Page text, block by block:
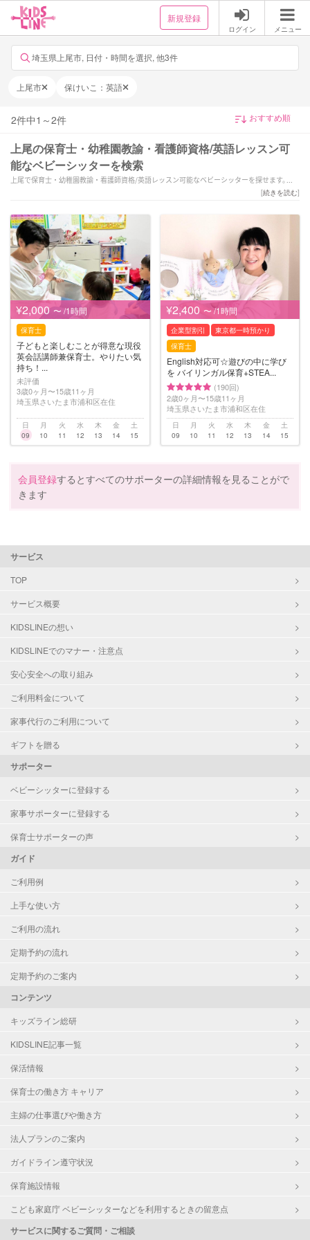
新規登録
ログイン メニュー
埼玉県上尾市, 日付・時間を選択, 他3件
上尾市 保けいこ：英語
2件中1 ～2件
上尾の保育士・幼稚園教諭・看護師資格/英語レッスン可
能なベビーシッターを検索
上尾で保育士・幼稚園教諭・看護師資格/英語レッスン可能なベビーシッターを探せます。
やりたい気持ち！を大切に□」などの強みを持つシッターが対応いたします。上尾で様々な
スキルを持ったサポーターの中から、ご予算や依頼内容に合わせて選んでいただけます。
[続きを読む]
¥2,000 〜 /1時間
保育士
子どもと楽しむことが得意な現役
英会話講師兼保育士。やりたい気
持ち！...
未評価
3歳0ヶ月〜15歳11ヶ月
埼玉県さいたま市浦和区在住
日
09
月
10
火
11
水
12
木
13
金
14
土
15
¥2,400 〜 /1時間
企業型割引
東京都一時預かり
保育士
English対応可☆遊びの中に学び
を バイリンガル保育+STEA...
(190回)
2歳0ヶ月〜15歳11ヶ月
埼玉県さいたま市浦和区在住
日
09
月
10
火
11
水
12
木
13
金
14
土
15
会員登録するとすべてのサポーターの詳細情報を見ることがで
きます
サービス
TOP
サービス概要
KIDSLINEの想い
KIDSLINEでのマナー・注意点
安心安全への取り組み
ご利用料金について
家事代行のご利用について
ギフトを贈る
サポーター
ベビーシッターに登録する
家事サポーターに登録する
保育士サポーターの声
ガイド
ご利用例
上手な使い方
ご利用の流れ
定期予約の流れ
定期予約のご案内
コンテンツ
キッズライン総研
KIDSLINE記事一覧
保活情報
保育士の働き方 キャリア
主婦の仕事選びや働き方
法人プランのご案内
ガイドライン遵守状況
保育施設情報
こども家庭庁 ベビーシッターなどを利用するときの留意点
サービスに関するご質問・ご相談